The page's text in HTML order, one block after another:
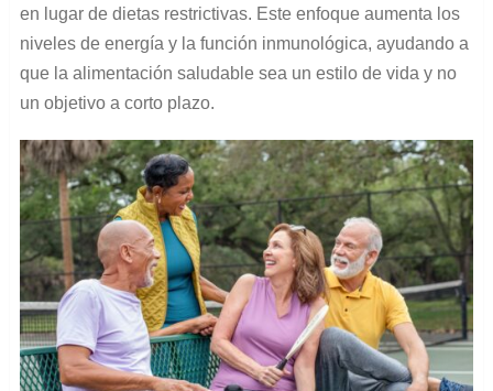
en lugar de dietas restrictivas. Este enfoque aumenta los
niveles de energía y la función inmunológica, ayudando a
que la alimentación saludable sea un estilo de vida y no
un objetivo a corto plazo.